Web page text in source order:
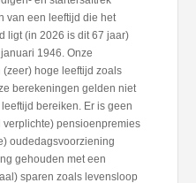
van een leeftijd die het
ligt (in 2026 is dit 67 jaar)
1946. Onze
hoge leeftijd zoals
berekeningen gelden niet
bereiken. Er is geen
pensioenpremies
oudedagsvoorziening
gehouden met een
sparen zoals levensloop